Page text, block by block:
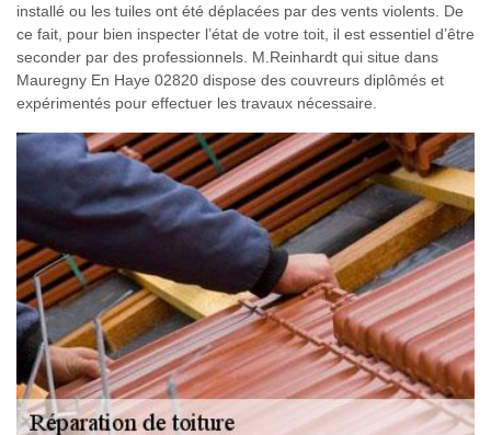
installé ou les tuiles ont été déplacées par des vents violents. De
ce fait, pour bien inspecter l’état de votre toit, il est essentiel d’être
seconder par des professionnels. M.Reinhardt qui situe dans
Mauregny En Haye 02820 dispose des couvreurs diplômés et
expérimentés pour effectuer les travaux nécessaire.